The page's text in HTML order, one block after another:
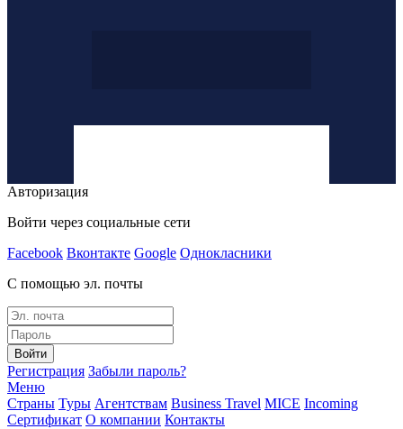
Авторизация
Войти через социальные сети
Facebook Вконтакте Google Однокласники
С помощью эл. почты
Войти
Регистрация Забыли пароль?
Меню
Страны Туры Агентствам Business Travel MICE Incoming
Сертификат О компании Контакты